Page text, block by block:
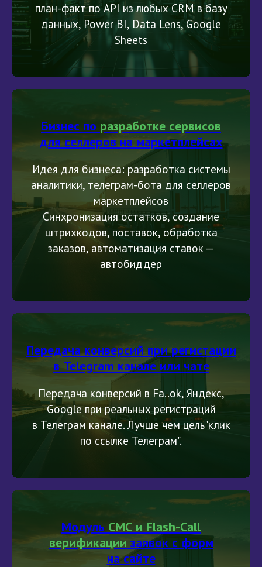
план-факт по API из любых CRM в базу
данных, Power BI, Data Lens, Google
Sheets
Бизнес по разработке сервисов
для селлеров на маркетплейсах
Идея для бизнеса: разработка системы
аналитики, телеграм-бота для селлеров
маркетплейсов
Синхронизация остатков, создание
штрихкодов, поставок, обработка
заказов, автоматизация ставок —
автобиддер
Передача конверсий при регистации
в Telegram канале или чате
Передача конверсий в Fa..ok, Яндекс,
Google при реальных регистраций
в Телеграм канале. Лучше чем цель"клик
по ссылке Телеграм".
Модуль СМС и Flash-Call
верификации заявок с форм
на сайте